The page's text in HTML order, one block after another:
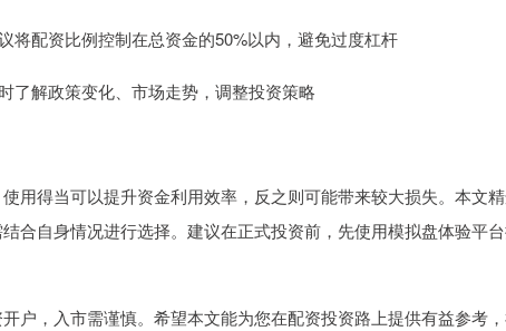
将配资比例控制在总资金的50%以内，避免过度杠杆
了解政策变化、市场走势，调整投资策略
用得当可以提升资金利用效率，反之则可能带来较大损失。本文
合自身情况进行选择。建议在正式投资前，先使用模拟盘体验平
户，入市需谨慎。希望本文能为您在配资投资路上提供有益参考，